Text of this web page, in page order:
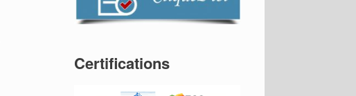
Certifications